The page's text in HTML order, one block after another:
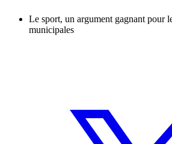
Le sport, un argument gagnant pour
municipales